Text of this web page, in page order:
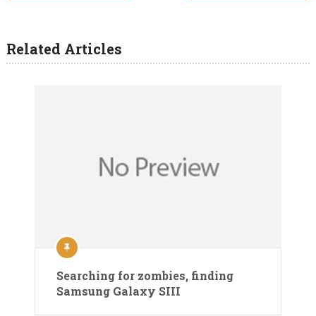
Related Articles
Searching for zombies, finding
Samsung Galaxy SIII